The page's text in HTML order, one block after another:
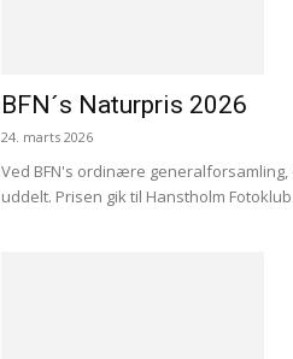
BFN´s Naturpris 2026
24. marts 2026
Ved BFN's ordinære
uddelt. Prisen gik til Hanstholm